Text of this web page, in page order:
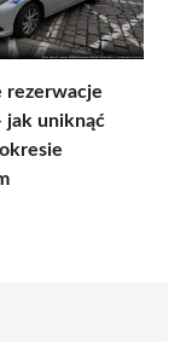
rezerwacje
jak uniknąć